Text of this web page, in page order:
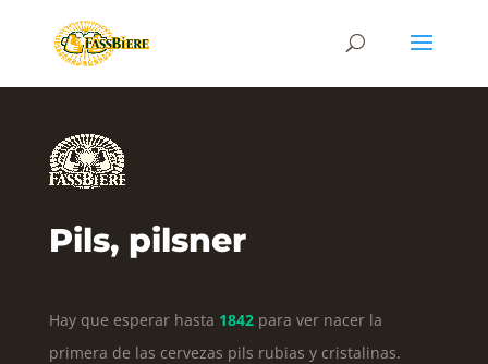
Pils, pilsner
Hay que esperar hasta 1842para ver nacer la
primera de las cervezas pils rubias y cristalinas.